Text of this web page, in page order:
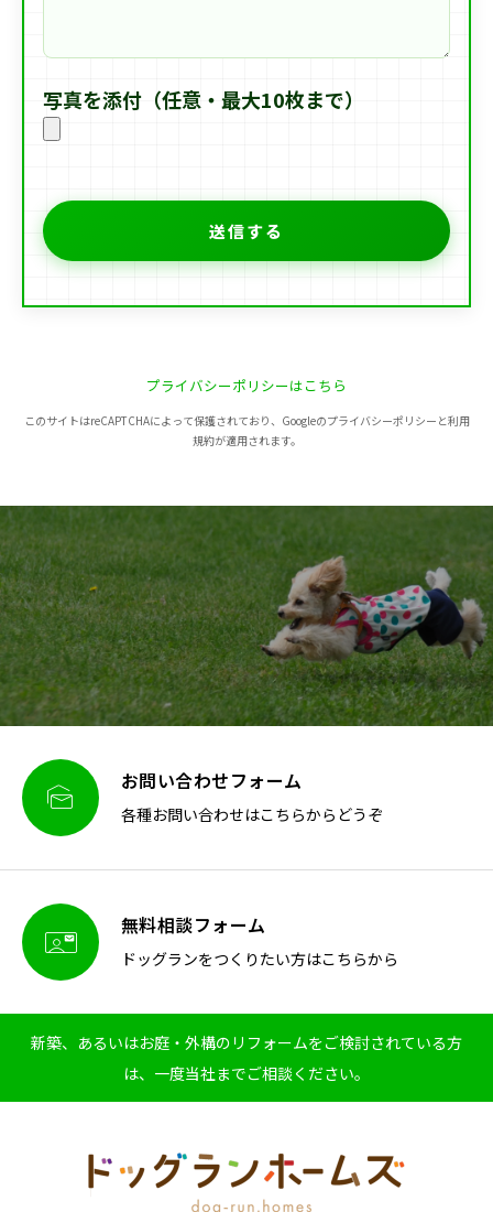
写真を添付（任意・最大10枚まで）
プライバシーポリシーはこちら
このサイトはreCAPTCHAによって保護されており、Googleのプライバシーポリシーと利用
規約が適用されます。
 お問い合わせフォーム
各種お問い合わせはこちらからどうぞ
 無料相談フォーム
ドッグランをつくりたい方はこちらから
新築、あるいはお庭・外構のリフォームをご検討されている方
は、一度当社までご相談ください。